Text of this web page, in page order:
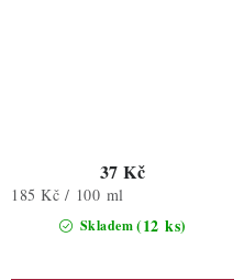
Skladem(12 ks)
37 Kč
Měrná
185 Kč / 100 ml